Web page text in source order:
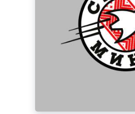
Строительное
Садовая техника, оснастка и
Сварочное оборудование и
Средства индивидуальной защиты и